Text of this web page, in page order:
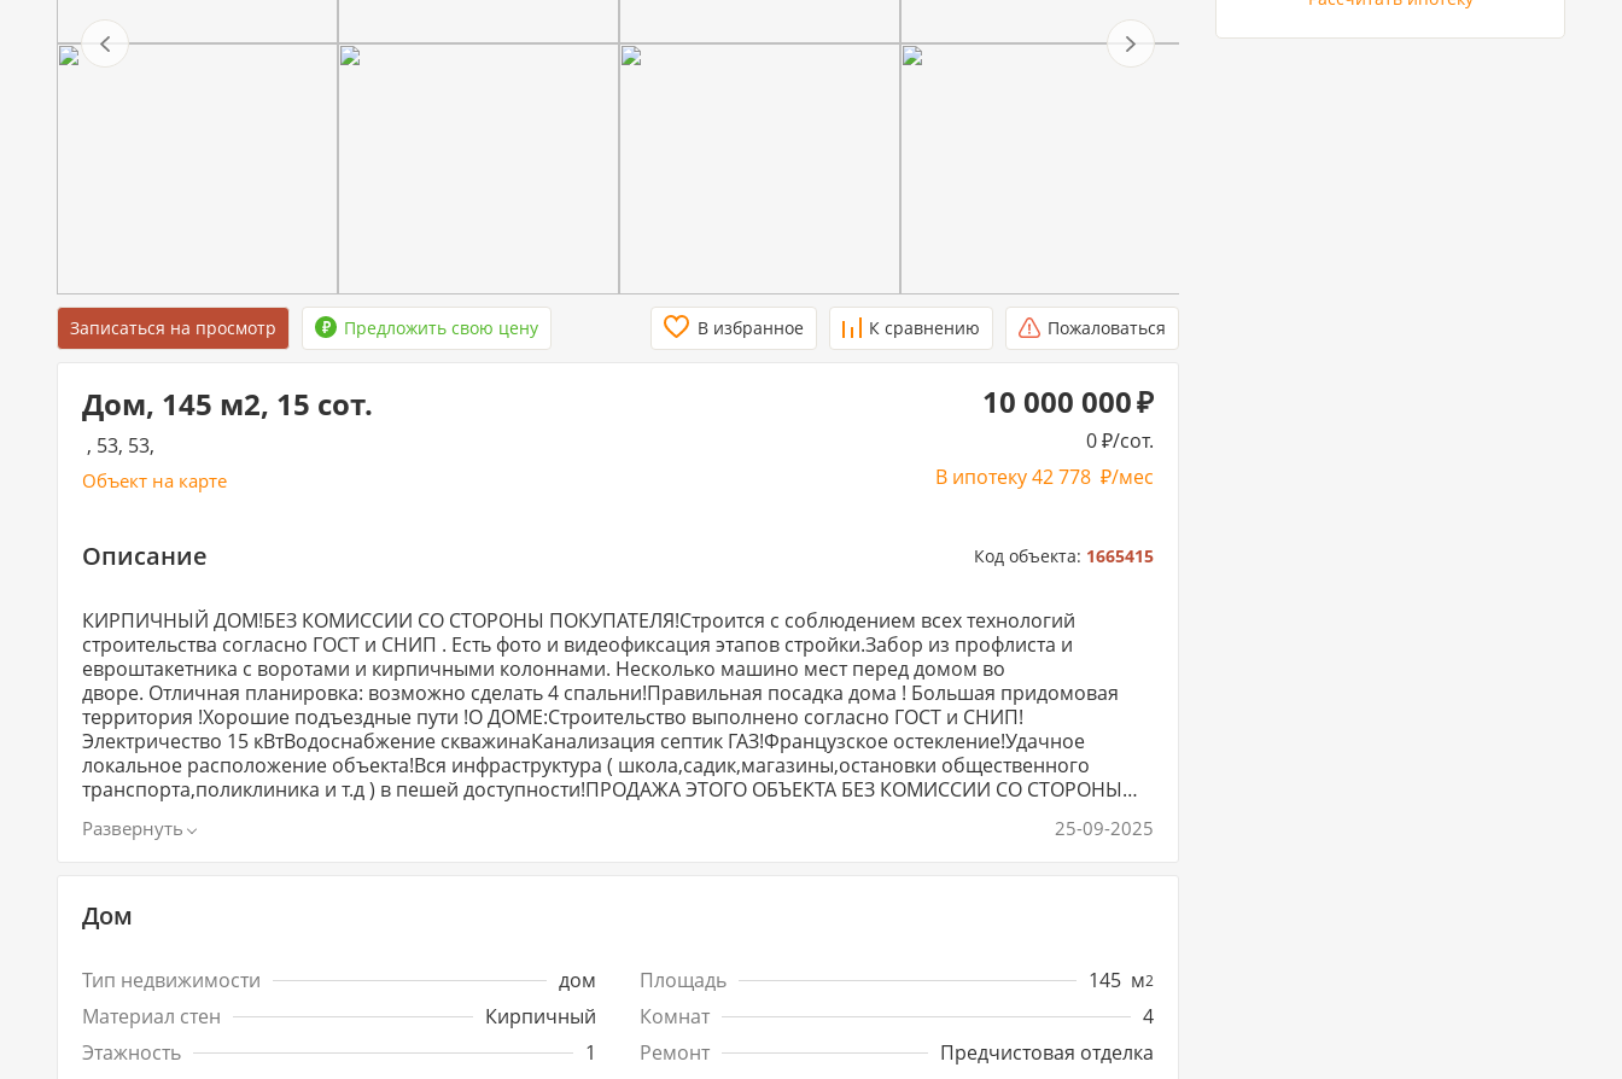
Записаться на просмотр Предложить свою цену В избранное К сравнению Пожаловаться
Дом, 145 м2, 15 сот.
, 53, 53,
Объект на карте
10 000 000
0 /сот.
В ипотеку42 778 /мес
Описание Код объекта: 1665415
КИРПИЧНЫЙ ДОМ!​​​​​​​БЕЗ КОМИССИИ СО СТОРОНЫ ПОКУПАТЕЛЯ!Строится с соблюдением всех технологий
строительства согласно ГОСТ и СНИП . Есть фото и видеофиксация этапов стройки.Забор из профлиста и
евроштакетника с воротами и кирпичными колоннами. Несколько машино мест перед домом во
дворе. Отличная планировка: возможно сделать 4 спальни!Правильная посадка дома ! Большая придомовая
территория !​​​​​​​​​​​​Хорошие подъездные пути !О ДОМЕ:​​​​​​​Строительство выполнено согласно ГОСТ и СНИП!​​​​​​​
Электричество 15 кВтВодоснабжение скважинаКанализация септик ГАЗ!Французское остекление!Удачное
локальное расположение объекта!Вся инфраструктура ( школа,садик,магазины,остановки общественного
транспорта,поликлиника и т.д ) в пешей доступности!ПРОДАЖА ЭТОГО ОБЪЕКТА БЕЗ КОМИССИИ СО СТОРОНЫ
чтобы не потерять!Номер объекта: #5/1665415/3069
25-09-2025
Дом
Тип недвижимости дом Площадь 145 м2
Материал стен Кирпичный Комнат
4
Этажность
1 Ремонт
Предчистовая отделка